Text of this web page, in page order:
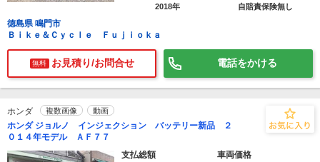
2018年
自賠責保険無し
徳島県 鳴門市
Ｂｉｋｅ＆Ｃｙｃｌｅ Ｆｕｊｉｏｋａ
無料 お見積り/お問合せ 電話をかける
ホンダ 複数画像 動画
ホンダ ジョルノ インジェクション バッテリー新品 ２
０１４年モデル ＡＦ７７
支払総額
車両価格